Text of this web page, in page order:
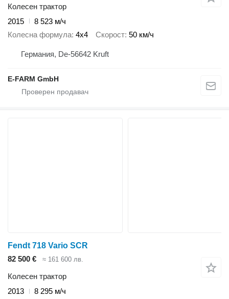
Колесен трактор
2015
8 523 м/ч
Колесна формула 4x4 Скорост 50 км/ч
Германия, De-56642 Kruft
E-FARM GmbH
Fendt 718 Vario SCR
82 500 €
≈ 161 600 лв.
Колесен трактор
2013
8 295 м/ч